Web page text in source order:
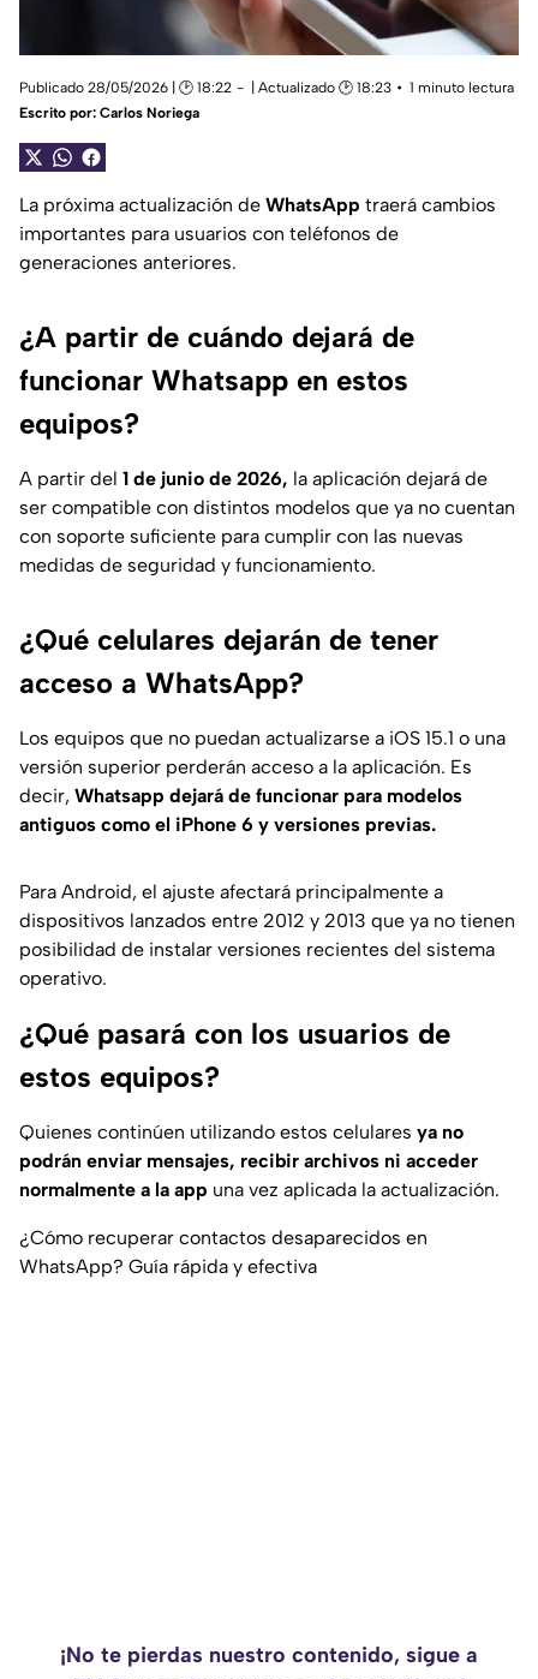
Publicado 28/05/2026 | 🕑 18:22 | Actualizado 🕑 18:23
1 minuto lectura
Escrito por: Carlos Noriega
La próxima actualización de WhatsApp traerá cambios
importantes para usuarios con teléfonos de
generaciones anteriores.
¿A partir de cuándo dejará de
funcionar Whatsapp en estos
equipos?
A partir del 1 de junio de 2026, la aplicación dejará de
ser compatible con distintos modelos que ya no cuentan
con soporte suficiente para cumplir con las nuevas
medidas de seguridad y funcionamiento.
¿Qué celulares dejarán de tener
acceso a WhatsApp?
Los equipos que no puedan actualizarse a iOS 15.1 o una
versión superior perderán acceso a la aplicación. Es
decir, Whatsapp dejará de funcionar para modelos
antiguos como el iPhone 6 y versiones previas.
Para Android, el ajuste afectará principalmente a
dispositivos lanzados entre 2012 y 2013 que ya no tienen
posibilidad de instalar versiones recientes del sistema
operativo.
¿Qué pasará con los usuarios de
estos equipos?
Quienes continúen utilizando estos celulares ya no
podrán enviar mensajes, recibir archivos ni acceder
normalmente a la app una vez aplicada la actualización.
¿Cómo recuperar contactos desaparecidos en
WhatsApp? Guía rápida y efectiva
¡No te pierdas nuestro contenido, sigue a